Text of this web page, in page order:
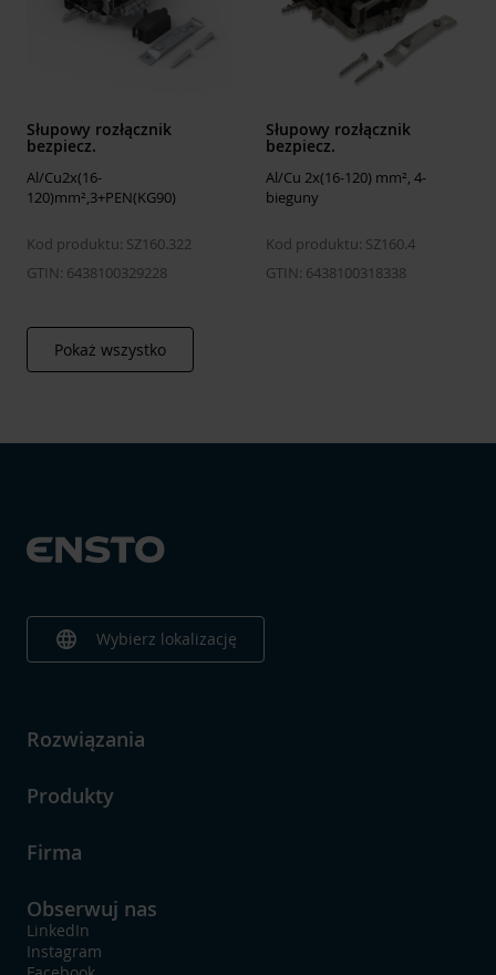
Słupowy rozłącznik
bezpiecz.
Al/Cu2x(16-
120)mm²,3+PEN(KG90)
Kod produktu: SZ160.322
GTIN: 6438100329228
Słupowy rozłącznik
bezpiecz.
Al/Cu 2x(16-120) mm², 4-
bieguny
Kod produktu: SZ160.4
GTIN: 6438100318338
Pokaż wszystko
language Wybierz lokalizację
Rozwiązania
Produkty
Firma
Obserwuj nas
LinkedIn
Instagram